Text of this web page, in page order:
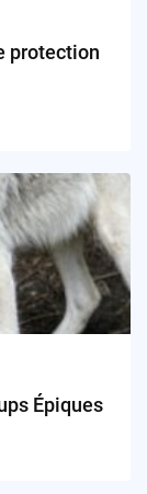
protection
Épiques